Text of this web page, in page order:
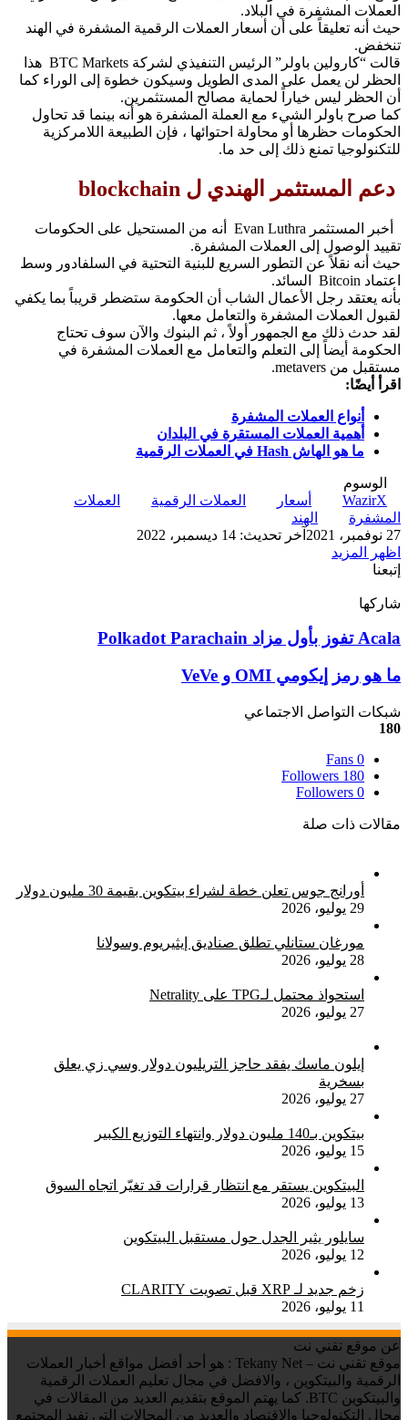
العملات المشفرة في البلاد.
حيث أنه تعليقاً على أن أسعار العملات الرقمية المشفرة في الهند
تنخفض.
قالت “كارولين باولر” الرئيس التنفيذي لشركة BTC Markets هذا
الحظر لن يعمل على المدى الطويل وسيكون خطوة إلى الوراء كما
أن الحظر ليس خياراً لحماية مصالح المستثمرين.
كما صرح باولر الشيء مع العملة المشفرة هو أنه بينما قد تحاول
الحكومات حظرها أو محاولة احتوائها ، فإن الطبيعة اللامركزية
للتكنولوجيا تمنع ذلك إلى حد ما.
دعم المستثمر الهندي ل blockchain
أخبر المستثمر Evan Luthra أنه من المستحيل على الحكومات
تقييد الوصول إلى العملات المشفرة.
حيث أنه نقلاً عن التطور السريع للبنية التحتية في السلفادور وسط
اعتماد Bitcoin السائد.
بأنه يعتقد رجل الأعمال الشاب أن الحكومة ستضطر قريباً بما يكفي
لقبول العملات المشفرة والتعامل معها.
لقد حدث ذلك مع الجمهور أولاً ، ثم البنوك والآن سوف تحتاج
الحكومة أيضاً إلى التعلم والتعامل مع العملات المشفرة في
مستقبل من metavers.
اقرأ أيضًا:
أنواع العملات المشفرة
أهمية العملات المستقرة في البلدان
ما هو الهاش Hash في العملات الرقمية
الوسوم
WazirX
أسعار العملات الرقمية
العملات
المشفرة
الهند
27 نوفمبر، 2021
آخر تحديث: 14 ديسمبر، 2022
اظهر المزيد
إتبعنا
شاركها
Acala
بأول
مزاد
Polkadot
Parachain
Acala تفوز بأول مزاد Polkadot Parachain
ما
رمز
إيكومي
VeVe
ما هو رمز إيكومي OMI و VeVe
شبكات التواصل الاجتماعي
180
0
Fans
180
Followers
0
Followers
مقالات ذات صلة
أورانج جوس تعلن خطة لشراء بيتكوين بقيمة 30 مليون دولار
29 يوليو، 2026
مورغان ستانلي تطلق صناديق إيثيريوم وسولانا
28 يوليو، 2026
استحواذ محتمل لـTPG على Netrality
27 يوليو، 2026
إيلون ماسك يفقد حاجز التريليون دولار وسي زي يعلق
بسخرية
27 يوليو، 2026
بيتكوين بـ140 مليون دولار وانتهاء التوزيع الكبير
15 يوليو، 2026
البيتكوين يستقر مع انتظار قرارات قد تغيّر اتجاه السوق
13 يوليو، 2026
سايلور يثير الجدل حول مستقبل البيتكوين
12 يوليو، 2026
زخم جديد لـ XRP قبل تصويت CLARITY
11 يوليو، 2026
عن موقع تقني نت
موقع تقني نت – Tekany Net : هو أحد أفضل مواقع أخبار العملات
الرقمية والبيتكوين ، والافضل في مجال تعليم العملات الرقمية
والبيتكوين BTC. كما يهتم الموقع بتقديم العديد من المقالات في
مجال التكنولوجيا والاقتصاد والعديد من المجالات التي تفيد المجتمع